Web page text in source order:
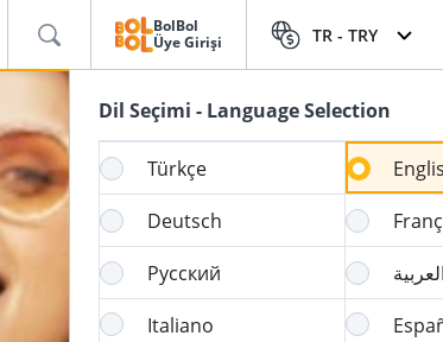
BolBol
Üye Girişi
TR - TRY
Dil Seçimi - Language Selection
Türkçe
Deutsch
Русский
Italiano